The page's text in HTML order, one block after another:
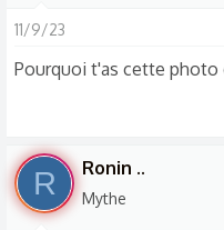
c
i
s
11/9/23
Pourquoi t'as cette photo
R Ronin ..
Mythe